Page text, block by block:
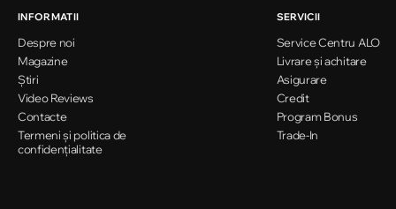
Chișinău
INFORMATII
Despre noi
Magazine
Știri
Video Reviews
Contacte
Termeni și politica de
confidențialitate
SERVICII
Service Centru ALO
Livrare și achitare
Asigurare
Credit
Program Bonus
Trade-In